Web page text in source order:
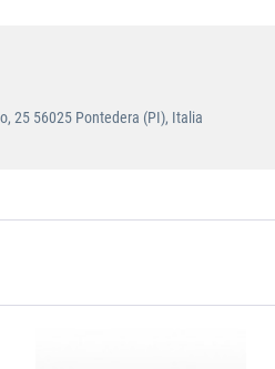
25 56025 Pontedera (PI), Italia